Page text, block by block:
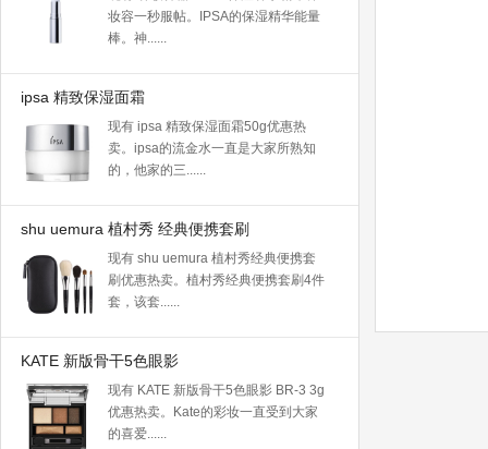
妆容一秒服帖。IPSA的保湿精华能量
棒。神......
ipsa 精致保湿面霜
现有 ipsa 精致保湿面霜50g优惠热
卖。ipsa的流金水一直是大家所熟知
的，他家的三......
shu uemura 植村秀 经典便携套刷
现有 shu uemura 植村秀经典便携套
刷优惠热卖。植村秀经典便携套刷4件
套，该套......
KATE 新版骨干5色眼影
现有 KATE 新版骨干5色眼影 BR-3 3g
优惠热卖。Kate的彩妆一直受到大家
的喜爱......